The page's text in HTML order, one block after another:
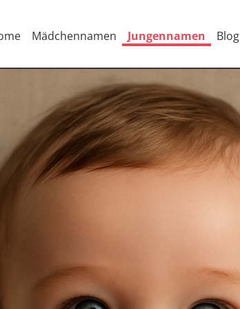
Mädchennamen Jungennamen Blog